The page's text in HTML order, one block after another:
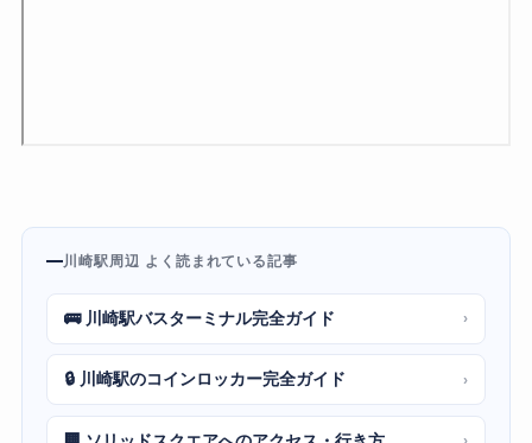
川崎駅周辺 よく読まれている記事
🚌 川崎駅バスターミナル完全ガイド ›
🔒 川崎駅のコインロッカー完全ガイド ›